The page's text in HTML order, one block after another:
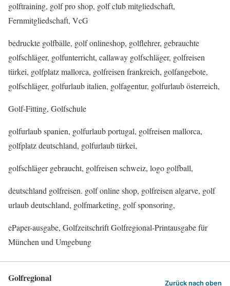
golftraining, golf pro shop, golf club mitgliedschaft,
Fernmitgliedschaft, VcG
bedruckte golfbälle, golf onlineshop, golflehrer, gebrauchte
golfschläger, golfunterricht, callaway golfschläger, golfreisen
türkei, golfplatz mallorca, golfreisen frankreich, golfangebote,
golfschläger, golfurlaub italien, golfagentur, golfurlaub österreich,
Golf-Fitting, Golfschule
golfurlaub spanien, golfurlaub portugal, golfreisen mallorca,
golfplatz deutschland, golfurlaub türkei,
golfschläger gebraucht, golfreisen schweiz, logo golfball,
deutschland golfreisen. golf online shop, golfreisen algarve, golf
urlaub deutschland, golfmarketing, golf sponsoring,
ePaper-ausgabe, Golfzeitschrift Golfregional-Printausgabe für
München und Umgebung
Golfregional Zurück nach oben